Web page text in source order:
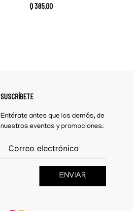
Q385.00
SUSCRÍBETE
Entérate antes que los demás, de
nuestros eventos y promociones.
ENVIAR